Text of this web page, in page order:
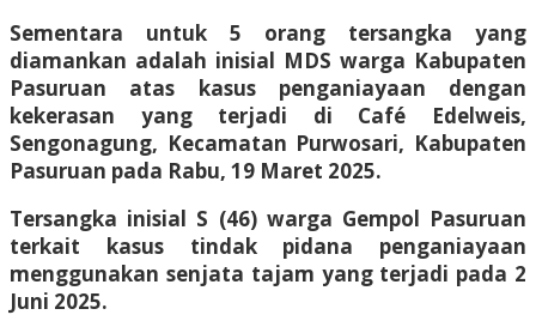
Sementara untuk 5 orang tersangka yang
diamankan adalah inisial MDS warga Kabupaten
Pasuruan atas kasus penganiayaan dengan
kekerasan yang terjadi di Café Edelweis,
Sengonagung, Kecamatan Purwosari, Kabupaten
Pasuruan pada Rabu, 19 Maret 2025.
Tersangka inisial S (46) warga Gempol Pasuruan
terkait kasus tindak pidana penganiayaan
menggunakan senjata tajam yang terjadi pada 2
Juni 2025.